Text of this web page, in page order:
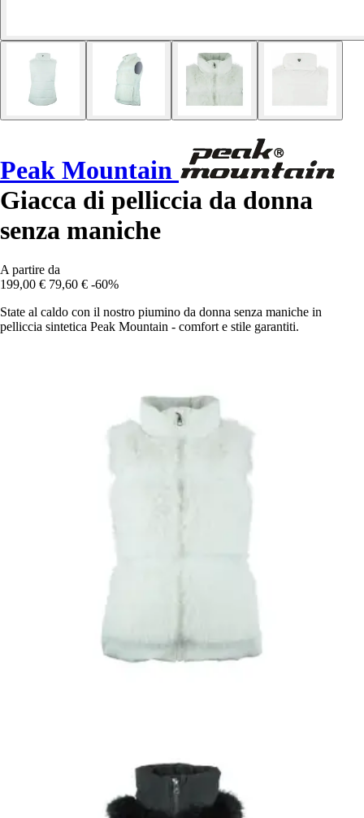
Peak Mountain
Giacca di pelliccia da donna
senza maniche
A partire da
199,00 € 79,60 € -60%
State al caldo con il nostro piumino da donna senza maniche in
pelliccia sintetica Peak Mountain - comfort e stile garantiti.